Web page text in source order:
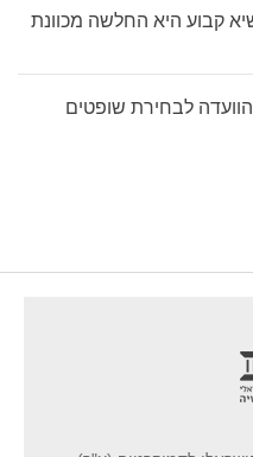
קבוע היא החלשה מכוונת
לבחירת שופטים